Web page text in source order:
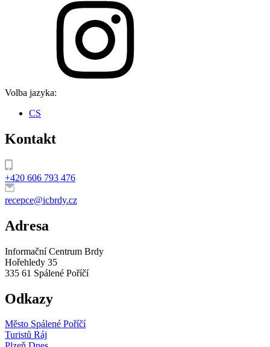
Volba jazyka:
CS
Kontakt
+420 606 793 476
recepce@icbrdy.cz
Adresa
Informační Centrum Brdy
Hořehledy 35
335 61 Spálené Poříčí
Odkazy
Město Spálené Poříčí
Turistů Ráj